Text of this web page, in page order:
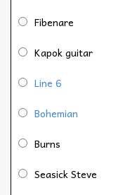
Fibenare
Kapok guitar
Line 6
Bohemian
Burns
Seasick Steve